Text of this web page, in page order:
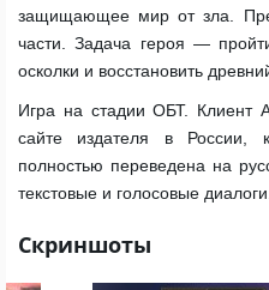
защищающее мир от зла.
части. Задача героя —
осколки и восстановить
Игра на стадии ОБТ. Клиент
сайте издателя в России,
полностью переведена на
текстовые и голосовые
Скриншоты